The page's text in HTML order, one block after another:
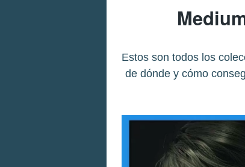
Estos son todos los
de dónde y cómo